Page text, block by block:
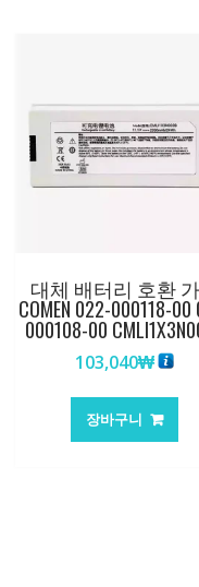
대체 배터리 호환
COMEN 022-000118-
000108-00
103,040₩
장바구니